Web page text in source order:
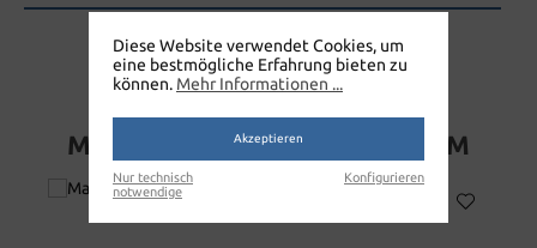
MATTE THRU PLUS 87 X 143 CM
Diese Website verwendet Cookies, um
eine bestmögliche Erfahrung bieten zu
können. Mehr Informationen ...
Akzeptieren
Nur technisch
notwendige
Konfigurieren